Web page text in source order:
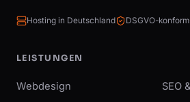
Hosting in Deutschland DSGVO-konform
LEISTUNGEN
Webdesign
SEO